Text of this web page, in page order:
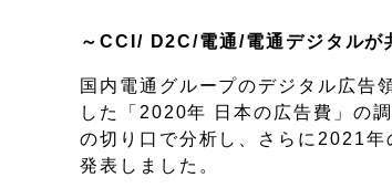
～CCI/ D2C/電通/電通デジタルが
国内電通グループのデジタル広
した「2020年 日本の広告費」の
の切り口で分析し、さらに2021
発表しました。